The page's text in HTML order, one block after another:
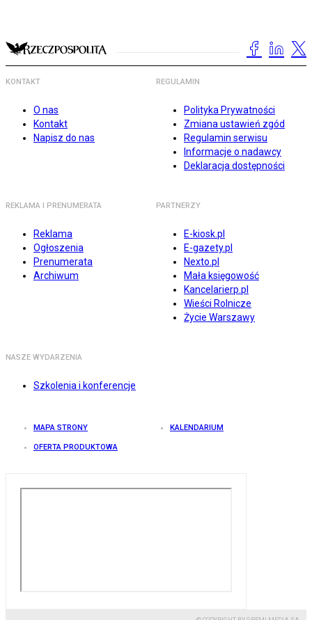
KONTAKT
O nas
Kontakt
Napisz do nas
REGULAMIN
Polityka Prywatności
Zmiana ustawień zgód
Regulamin serwisu
Informacje o nadawcy
Deklaracja dostępności
REKLAMA I PRENUMERATA
Reklama
Ogłoszenia
Prenumerata
Archiwum
PARTNERZY
E-kiosk.pl
E-gazety.pl
Nexto.pl
Mała księgowość
Kancelarierp.pl
Wieści Rolnicze
Życie Warszawy
NASZE WYDARZENIA
Szkolenia i konferencje
MAPA STRONY KALENDARIUM
OFERTA PRODUKTOWA